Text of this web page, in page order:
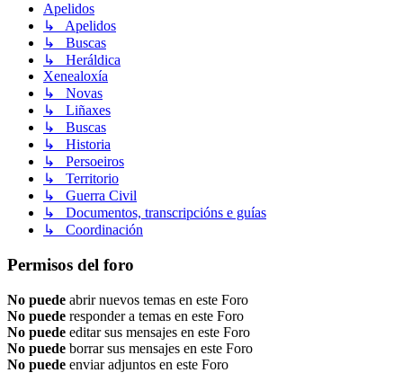
Apelidos
↳ Apelidos
↳ Buscas
↳ Heráldica
Xenealoxía
↳ Novas
↳ Liñaxes
↳ Buscas
↳ Historia
↳ Persoeiros
↳ Territorio
↳ Guerra Civil
↳ Documentos, transcripcións e guías
↳ Coordinación
Permisos del foro
No puede abrir nuevos temas en este Foro
No puede responder a temas en este Foro
No puede editar sus mensajes en este Foro
No puede borrar sus mensajes en este Foro
No puede enviar adjuntos en este Foro